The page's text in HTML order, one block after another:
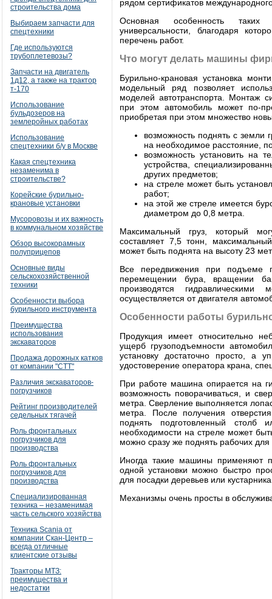
строительства дома
Выбираем запчасти для
спецтехники
Где используются
трубоплетевозы?
Запчасти на двигатель
1д12, а также на трактор
т-170
Использование
бульдозеров на
землеройных работах
Использование
спецтехники б/у в Москве
Какая спецтехника
незаменима в
строительстве?
Корейские бурильно-
крановые установки
Мусоровозы и их важность
в коммунальном хозяйстве
Обзор высокорамных
полуприцепов
Основные виды
сельскохозяйственной
техники
Особенности выбора
бурильного инструмента
Преимущества
использования
экскаваторов
Продажа дорожных катков
от компании "СТТ"
Различия экскаваторов-
погрузчиков
Рейтинг производителей
седельных тягачей
Роль фронтальных
погрузчиков для
производства
Роль фронтальных
погрузчиков для
производства
Специализированная
техника – незаменимая
часть сельского хозяйства
Техника Scania от
компании Скан-Центр –
всегда отличные
клиентские отзывы
Тракторы МТЗ:
преимущества и
недостатки
рядом сертификатов
Основная особенность таких
универсальности, благодаря
перечень работ.
Что могут делать машины
Бурильно-крановая установка
модельный ряд позволяет
моделей автотранспорта. Монтаж
при этом автомобиль может по-
приобретая при этом множество
возможность поднять с земли
на необходимое расстояние,
возможность установить на
устройства,
других предметов;
на стреле может быть
работ;
на этой же стреле имеется
диаметром до 0,8 метра.
Максимальный груз, который
составляет 7,5 тонн,
может быть поднята на высоту 23
Все передвижения при подъеме
перемещении бура, вращении
производятся
осуществляется от двигателя
Особенности работы
Продукция имеет относительно
ущерб грузоподъемности
установку достаточно просто,
удостоверение оператора крана,
При работе машина опирается на
возможность поворачиваться, и
метра. Сверление выполняется
метра. После получения
поднять подготовленный
необходимости на стреле может
можно сразу же поднять рабочих
Иногда такие машины применяют
одной установки можно быстро
для посадки деревьев или
Механизмы очень просты в